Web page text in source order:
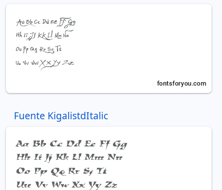
Fuente KigalistdItalic